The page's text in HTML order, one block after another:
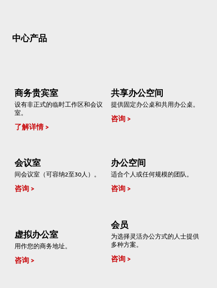
中心产品
商务贵宾室
设有非正式的临时工作区和会议
室。
了解详情
共享办公空间
提供固定办公桌和共用办公桌。
咨询
会议室
间会议室（可容纳2至30人）。
咨询
办公空间
适合个人或任何规模的团队。
咨询
虚拟办公室
用作您的商务地址。
咨询
会员
为选择灵活办公方式的人士提供
多种方案。
咨询